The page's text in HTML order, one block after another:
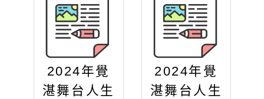
2024年覺
湛舞台人生
2024年覺
湛舞台人生